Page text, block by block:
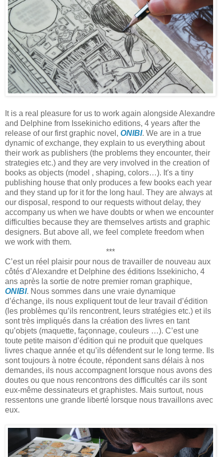
It is a real pleasure for us to work again alongside Alexandre
and Delphine from Issekinicho editions, 4 years after the
release of our first graphic novel, ONIBI. We are in a true
dynamic of exchange, they explain to us everything about
their work as publishers (the problems they encounter, their
strategies etc.) and they are very involved in the creation of
books as objects (model , shaping, colors…). It's a tiny
publishing house that only produces a few books each year
and they stand up for it for the long haul. They are always at
our disposal, respond to our requests without delay, they
accompany us when we have doubts or when we encounter
difficulties because they are themselves artists and graphic
designers. But above all, we feel complete freedom when
we work with them.
***
C’est un réel plaisir pour nous de travailler de nouveau aux
côtés d’Alexandre et Delphine des éditions Issekinicho, 4
ans après la sortie de notre premier roman graphique,
ONIBI. Nous sommes dans une vraie dynamique
d’échange, ils nous expliquent tout de leur travail d’édition
(les problèmes qu’ils rencontrent, leurs stratégies etc.) et ils
sont très impliqués dans la création des livres en tant
qu’objets (maquette, façonnage, couleurs …). C’est une
toute petite maison d’édition qui ne produit que quelques
livres chaque année et qu’ils défendent sur le long terme. Ils
sont toujours à notre écoute, répondent sans délais à nos
demandes, ils nous accompagnent lorsque nous avons des
doutes ou que nous rencontrons des difficultés car ils sont
eux-même dessinateurs et graphistes. Mais surtout, nous
ressentons une grande liberté lorsque nous travaillons avec
eux.